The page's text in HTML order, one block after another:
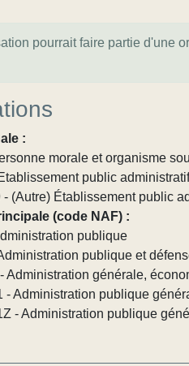
pourrait faire partie d'une
:
morale et organisme
public administratif
- (Autre) Établissement public
(code NAF) :
publique
publique et
Administration générale,
- Administration publique
- Administration publique